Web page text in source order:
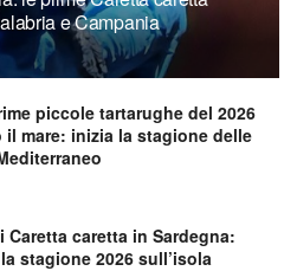
e Campania
piccole tartarughe del 2026
mare: inizia la stagione delle
Caretta caretta in Sardegna:
stagione 2026 sull’isola